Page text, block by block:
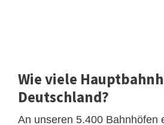
Wie viele
Deutschland?
An unseren 5.400 Bahnhöfen